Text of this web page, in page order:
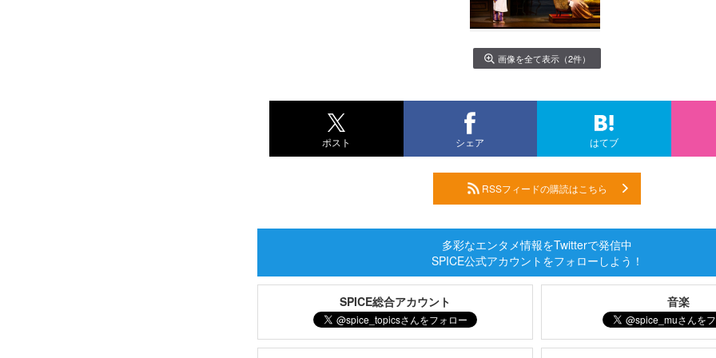
画像を全て表示（2件）
ポスト シェア はてブ
RSSフィードの購読はこちら
多彩なエンタメ情報をTwitterで発信中
SPICE公式アカウントをフォローしよう！
SPICE総合アカウント 音楽